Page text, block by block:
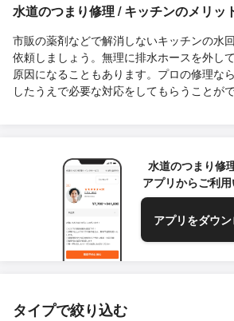
水道のつまり修理 / キッチンのメリッ
市販の薬剤などで解消しないキッチンの水
依頼しましょう。無理に排水ホースを外し
原因になることもあります。プロの修理な
したうえで必要な対応をしてもらうことがで
水道のつまり修
アプリからご利
アプリをダウ
タイプで絞り込む